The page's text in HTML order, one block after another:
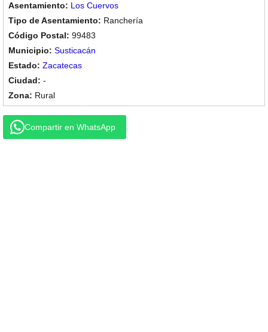
Los Cuervos
Ranchería
99483
Susticacán
Zacatecas
-
Rural
Compartir en WhatsApp